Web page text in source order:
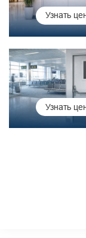
Узнать
Узнать